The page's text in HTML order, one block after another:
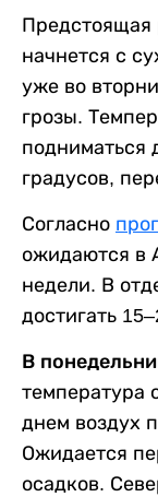
Предстоящая
начнется с
уже во
грозы.
подниматься
градусов,
Согласно
ожидаются в
недели. В
достигать
В
температура
днем воздух
Ожидается
осадков.